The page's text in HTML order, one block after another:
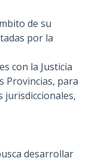
de su
por la
con la Justicia
Provincias, para
jurisdiccionales,
desarrollar